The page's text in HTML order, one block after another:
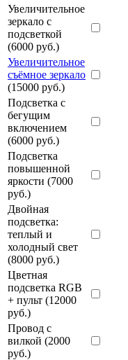
Увеличительное
зеркало с
подсветкой
(6000 руб.)
Увеличительное
съёмное зеркало
(15000 руб.)
Подсветка с
бегущим
включением
(6000 руб.)
Подсветка
повышенной
яркости (7000
руб.)
Двойная
подсветка:
теплый и
холодный свет
(8000 руб.)
Цветная
подсветка RGB
+ пульт (12000
руб.)
Провод с
вилкой (2000
руб.)